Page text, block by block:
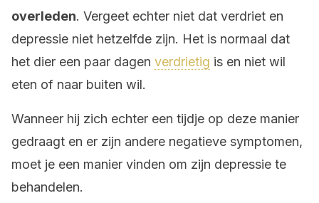
overleden. Vergeet echter niet dat verdriet en
depressie niet hetzelfde zijn. Het is normaal dat
het dier een paar dagen verdrietig is en niet wil
eten of naar buiten wil.
Wanneer hij zich echter een tijdje op deze manier
gedraagt en er zijn andere negatieve symptomen,
moet je een manier vinden om zijn depressie te
behandelen.